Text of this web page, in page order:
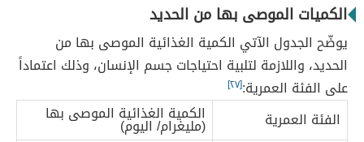
الكميات الموصى بها من الحديد
يوضّح الجدول الآتي الكمية الغذائية الموصى بها من
الحديد، واللازمة لتلبية احتياجات جسم الإنسان، وذلك اعتماداً
على الفئة العمرية:[٢٧]
الفئة العمرية الكمية الغذائية الموصى بها
(مليغرام/ اليوم)